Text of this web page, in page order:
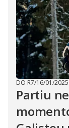
DO R7/16/01/2025
Partiu